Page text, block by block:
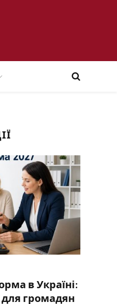
в Україні:
громадян